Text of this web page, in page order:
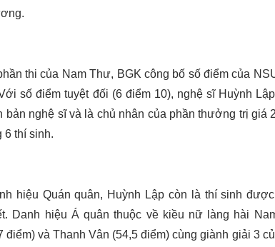
thi của Nam Thư, BGK công bố số điểm của
số điểm tuyệt đối (6 điểm 10), nghệ sĩ Huỳnh
bản nghệ sĩ và là chủ nhân của phần thưởng trị giá
6 thí sinh.
hiệu Quán quân, Huỳnh Lập còn là thí sinh
Danh hiệu Á quân thuộc về kiều nữ làng hài
điểm) và Thanh Vân (54,5 điểm) cùng giành giải 3